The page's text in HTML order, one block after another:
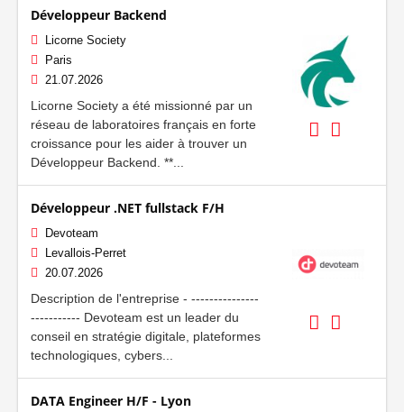
Développeur Backend
Licorne Society
Paris
21.07.2026
Licorne Society a été missionné par un
réseau de laboratoires français en forte
croissance pour les aider à trouver un
Développeur Backend. **...
Développeur .NET fullstack F/H
Devoteam
Levallois-Perret
20.07.2026
Description de l'entreprise - ---------------
----------- Devoteam est un leader du
conseil en stratégie digitale, plateformes
technologiques, cybers...
DATA Engineer H/F - Lyon